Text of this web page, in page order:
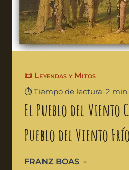
📜 Leyendas y Mitos
⏱️ Tiempo de lectura: 2 min
El Pueblo del Viento
Pueblo del Viento
FRANZ BOAS